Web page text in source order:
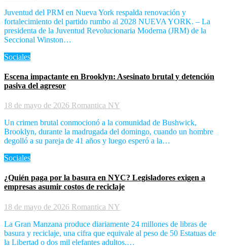
Juventud del PRM en Nueva York respalda renovación y
fortalecimiento del partido rumbo al 2028 NUEVA YORK. – La
presidenta de la Juventud Revolucionaria Moderna (JRM) de la
Seccional Winston…
Sociales
Escena impactante en Brooklyn: Asesinato brutal y detención
pasiva del agresor
18 de mayo de 2026 Romantica NY
Un crimen brutal conmocionó a la comunidad de Bushwick,
Brooklyn, durante la madrugada del domingo, cuando un hombre
degolló a su pareja de 41 años y luego esperó a la…
Sociales
¿Quién paga por la basura en NYC? Legisladores exigen a
empresas asumir costos de reciclaje
18 de mayo de 2026 Romantica NY
La Gran Manzana produce diariamente 24 millones de libras de
basura y reciclaje, una cifra que equivale al peso de 50 Estatuas de
la Libertad o dos mil elefantes adultos.…